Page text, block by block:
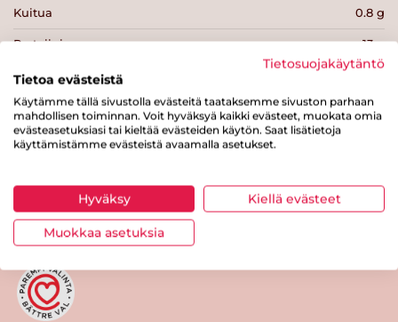
Kuitua 0.8 g
Proteiinia 13 g
Suolaa
Tietosuojakäytäntö
Tietoa evästeistä
Käytämme tällä sivustolla evästeitä taataksemme sivuston parhaan
mahdollisen toiminnan. Voit hyväksyä kaikki evästeet, muokata omia
evästeasetuksiasi tai kieltää evästeiden käytön. Saat lisätietoja
käyttämistämme evästeistä avaamalla asetukset.
Hyväksy Kiellä evästeet
Muokkaa asetuksia